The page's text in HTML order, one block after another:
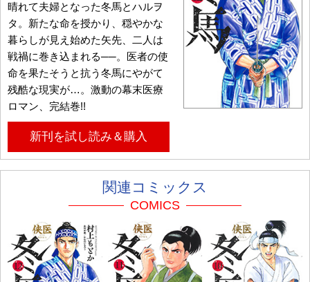
晴れて夫婦となった冬馬とハルヲ
タ。新たな命を授かり、穏やかな
暮らしが見え始めた矢先、二人は
戦禍に巻き込まれる──。医者の使
命を果たそうと抗う冬馬にやがて
残酷な現実が…。激動の幕末医療
ロマン、完結巻!!
新刊を試し読み＆購入
関連コミックス
COMICS